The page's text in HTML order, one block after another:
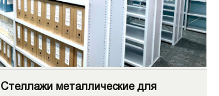
Стеллажи металлические для